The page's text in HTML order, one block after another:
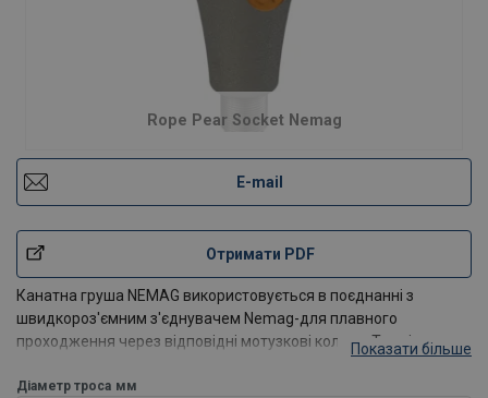
Rope Pear Socket Nemag
E-mail
Отримати PDF
Канатна груша NEMAG використовується в поєднанні з
швидкороз'ємним з'єднувачем Nemag-для плавного
проходження через відповідні мотузкові колеса. ТермінПоказати більше
Діаметр троса мм